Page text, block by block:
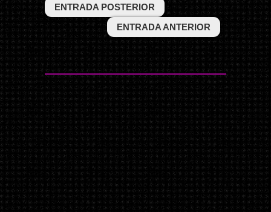
ENTRADA POSTERIOR
ENTRADA ANTERIOR